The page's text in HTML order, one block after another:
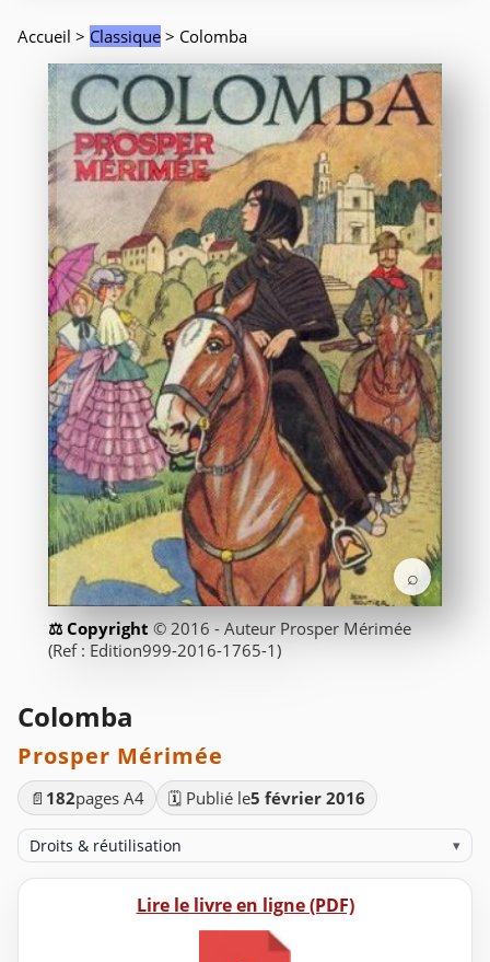
Accueil > Classique > Colomba
⌕
© 2016 - Auteur Prosper Mérimée
(Ref : Edition999-2016-1765-1)
Colomba
Prosper Mérimée
📄 182pages A4 🗓️ Publié le5 février 2016
Droits & réutilisation ▾
Lire le livre en ligne (PDF)